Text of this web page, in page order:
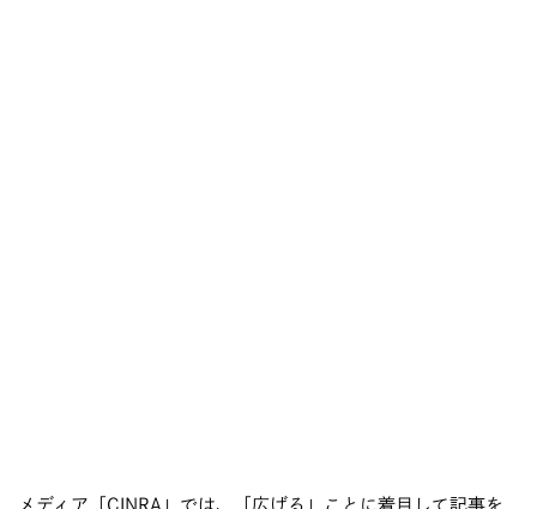
メディア「CINRA」では、「広げる」ことに着目して記事を